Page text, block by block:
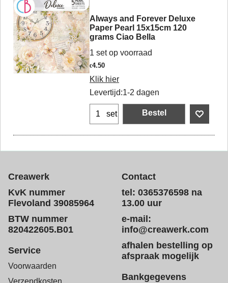
Always and Forever Deluxe
Paper Pearl 15x15cm 120
grams Ciao Bella
1 set op voorraad
€4.50
Klik hier
Levertijd:1-2 dagen
set Bestel
Creawerk
KvK nummer
Flevoland 39085964
BTW nummer
820422605.B01
Contact
tel: 0365376598 na
13.00 uur
e-mail:
info@creawerk.com
afhalen bestelling op
afspraak mogelijk
Service
Voorwaarden
Verzendkosten
Bankgegevens